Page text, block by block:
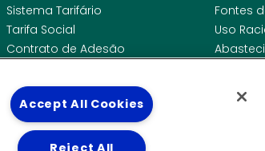
Sistema Tarifário
Tarifa Social
Contrato de Adesão
Agências Reguladoras
Cobrança pela Disponibilidade
Padrão de Ligação de Água
Guia Cadastro Técnico
Fontes
Uso
Accept All Cookies
Reject All